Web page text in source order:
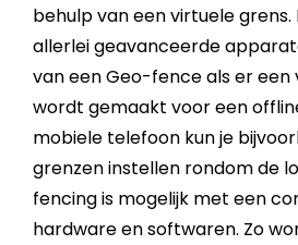
behulp van een virtuele
allerlei geavanceerde
van een Geo-fence als er een
wordt gemaakt voor een
mobiele telefoon kun je
grenzen instellen rondom de
fencingis mogelijk met een
hardware en softwaren. Zo